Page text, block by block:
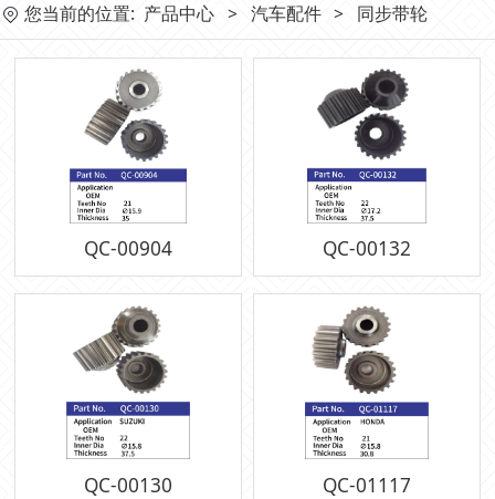
您当前的位置: 产品中心 > 汽车配件 > 同步带轮
QC-00904 QC-00132
QC-00130 QC-01117